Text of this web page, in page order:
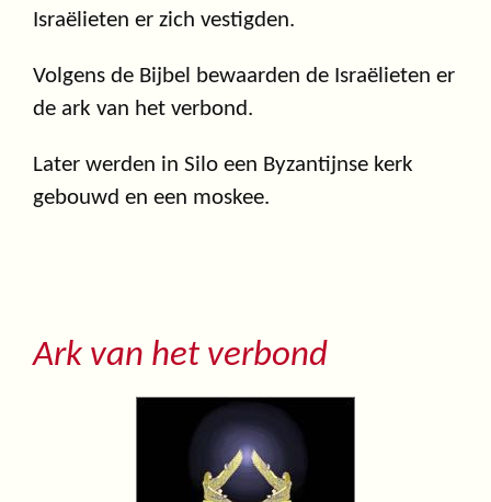
Israëlieten er zich vestigden.
Volgens de Bijbel bewaarden de Israëlieten er
de ark van het verbond.
Later werden in Silo een Byzantijnse kerk
gebouwd en een moskee.
Ark van het verbond